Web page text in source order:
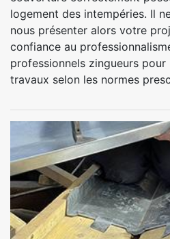
logement des intempéries. Il
nous présenter alors votre
confiance au
professionnels zingueurs
travaux selon les normes